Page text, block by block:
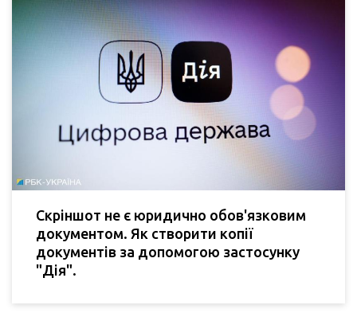
Скріншот не є юридично обов'язковим
документом. Як створити копії
документів за допомогою застосунку
"Дія".